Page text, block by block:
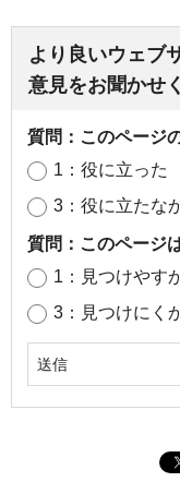
より良いウェブ
意見をお聞かせ
質問：このページ
1：役に立った
3：役に立たな
質問：このページ
1：見つけやす
3：見つけにく